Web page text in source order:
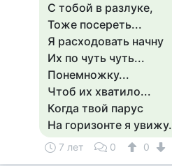
С тобой в разлуке,
Тоже посереть...
Я расходовать начну
Их по чуть чуть...
Понемножку...
Чтоб их хватило...
Когда твой парус
На горизонте я увижу.
7 лет 0 0